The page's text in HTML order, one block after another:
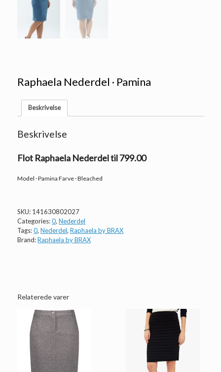
Raphaela Nederdel · Pamina
Beskrivelse
Beskrivelse
Flot Raphaela Nederdel til 799.00
Model · Pamina Farve · Bleached
SKU: 141630802027
Categories:0, Nederdel
Tags:0, Nederdel, Raphaela by BRAX
Brand:Raphaela by BRAX
Relaterede varer